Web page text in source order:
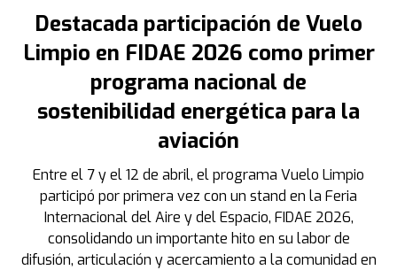
Destacada participación de Vuelo
Limpio en FIDAE 2026 como primer
programa nacional de
sostenibilidad energética para la
aviación
Entre el 7 y el 12 de abril, el programa Vuelo Limpio
participó por primera vez con un stand en la Feria
Internacional del Aire y del Espacio, FIDAE 2026,
consolidando un importante hito en su labor de
difusión, articulación y acercamiento a la comunidad en